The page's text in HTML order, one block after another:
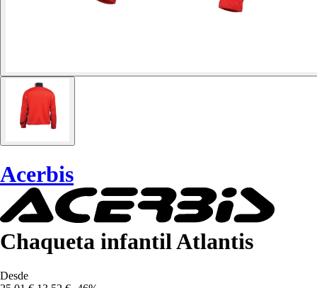
Acerbis
Chaqueta infantil Atlantis
Desde